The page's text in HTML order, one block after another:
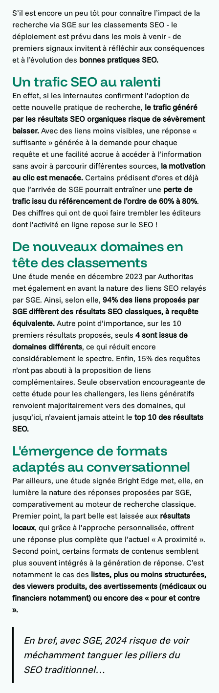
S’il est encore un peu tôt pour connaître l’impact de la
recherche via SGE sur les classements SEO - le
déploiement est prévu dans les mois à venir - de
premiers signaux invitent à réfléchir aux conséquences
et à l’évolution des bonnes pratiques SEO.
Un trafic SEO au ralenti
En effet, si les internautes confirment l’adoption de
cette nouvelle pratique de recherche, le trafic généré
par les résultats SEO organiques risque de sévèrement
baisser. Avec des liens moins visibles, une réponse «
suffisante » générée à la demande pour chaque
requête et une facilité accrue à accéder à l’information
sans avoir à parcourir différentes sources, la motivation
au clic est menacée. Certains prédisent d’ores et déjà
que l’arrivée de SGE pourrait entraîner une perte de
trafic issu du référencement de l’ordre de 60% à 80%.
Des chiffres qui ont de quoi faire trembler les éditeurs
dont l’activité en ligne repose sur le SEO !
De nouveaux domaines en
tête des classements
Une étude menée en décembre 2023 par Authoritas
met également en avant la nature des liens SEO relayés
par SGE. Ainsi, selon elle,94% des liens proposés par
SGE diffèrent des résultats SEO classiques, à requête
équivalente. Autre point d’importance, sur les 10
premiers résultats proposés, seuls4 sont issus de
domaines différents, ce qui réduit encore
considérablement le spectre. Enfin, 15% des requêtes
n’ont pas abouti à la proposition de liens
complémentaires. Seule observation encourageante de
cette étude pour les challengers, les liens génératifs
renvoient majoritairement vers des domaines, qui
jusqu’ici, n’avaient jamais atteint le top 10 des résultats
SEO.
L'émergence de formats
adaptés au conversationnel
Par ailleurs, une étude signée Bright Edge met, elle, en
lumière la nature des réponses proposées par SGE,
comparativement au moteur de recherche classique.
Premier point, la part belle est laissée aux résultats
locaux, qui grâce à l’approche personnalisée, offrent
une réponse plus complète que l’actuel « A proximité ».
Second point, certains formats de contenus semblent
plus souvent intégrés à la génération de réponse. C’est
notamment le cas des listes, plus ou moins structurées,
des viewers produits, des avertissements (médicaux ou
financiers notamment) ou encore des « pour et contre
».
En bref, avec SGE, 2024 risque de voir
méchamment tanguer les piliers du
SEO traditionnel…